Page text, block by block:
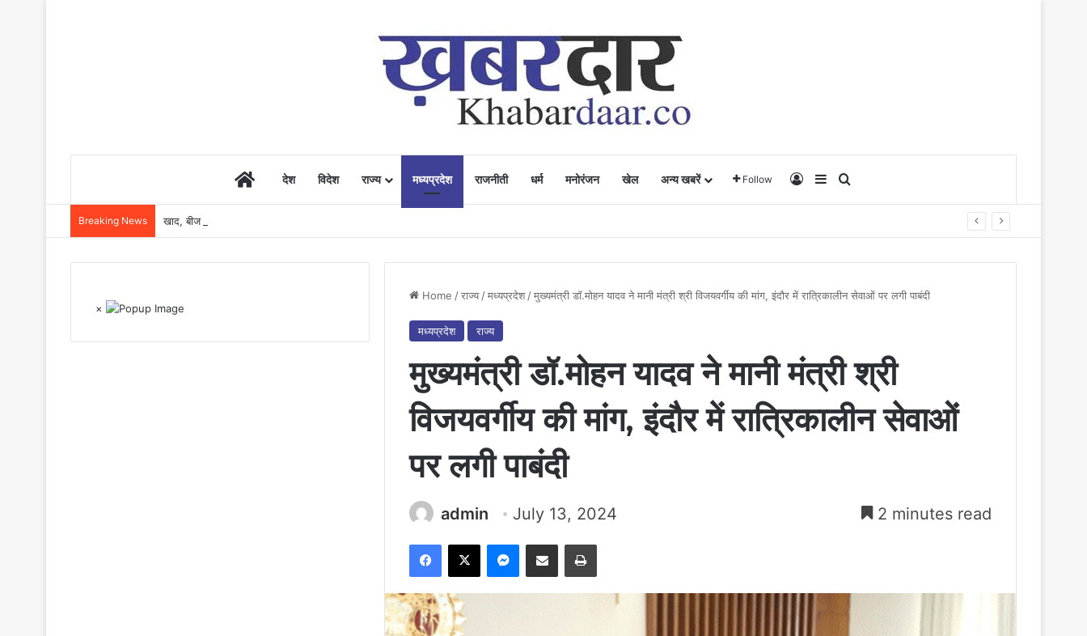
Homeदेश विदेश राज्य मध्यप्रदेश राजनीती धर्म मनोरंजन खेल अन्य खबरें Follow Log InSidebar
Breaking News खाद, बीज और उर्वरकों की समय पर उपलब्धता से किसानों में उत्साह, नैनो डीएपी और नैनो यूरिया बने किसानों के भरोसेमंद कृषि साथी…..
Home /राज्य /मध्यप्रदेश /मुख्यमंत्री डॉ.मोहन यादव ने मानी मंत्री श्री​ विजयवर्गीय की मांग, इंदौर में रात्रिकालीन सेवाओं पर लगी पाबंदी
मध्यप्रदेश राज्य
मुख्यमंत्री डॉ.मोहन यादव ने मानी मंत्री श्री​
विजयवर्गीय की मांग, इंदौर में रात्रिकालीन सेवाओं
पर लगी पाबंदी
admin July 13, 2024 2 minutes read
Facebook
X Messenger
Share via Email Print
×